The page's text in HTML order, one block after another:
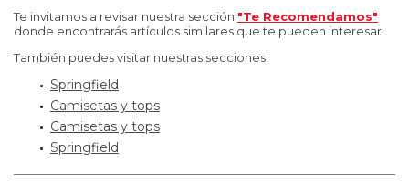
Te invitamos a revisar nuestra sección "Te Recomendamos"
donde encontrarás artículos similares que te pueden interesar.
También puedes visitar nuestras secciones:
Springfield
Camisetas y tops
Camisetas y tops
Springfield